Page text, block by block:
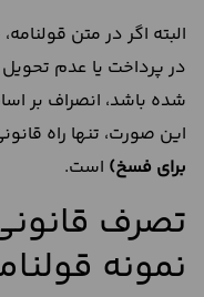
البته اگر در متن
در پرداخت یا عدم
شده باشد، انصراف بر
این صورت، تنها راه
برای فسخ) است.
تصرف
نمونه